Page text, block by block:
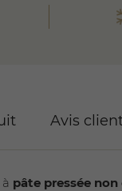
Avis
pâte pressée